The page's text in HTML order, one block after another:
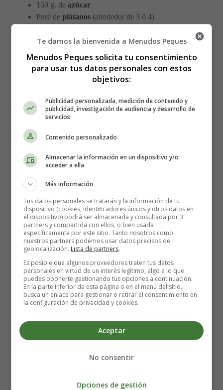
150 g. de azúcar
Puré de plátanos (alrededor de 3 ó 4)
Elaboración del pan de plátano:
Precalienta el horno a 180 ° C.
Bate bien los huevos en un tazón pequeño.
bicarbonato y la sal.
En un tazón grande, agrega el aceite vegetal. Añadir
hasta que la mezcla esté esponjosa.
Añade los huevos a la mezcla en el tazón grande y
bate bien.
recipiente grande y bate bien. A continuación, añade
un poco del puré de plátanos y bate un poco más.
Continúa agregando la harina, luego plátano, luego la
harina, a continuación, plátanos, hasta que todo se
mezcle.
Vierta la mezcla en un molde para hornear engrasado.
Hornea durante 70 minutos.
Voltea el pan de plátanodel molde, deja que se
enfríe un poco, y corta en rodajas.
Análisis Nutricional (por porción):
24 g de hidratos de carbono
Te damos la bienvenida a Menudos Peques
Menudos Peques solicita tu consentimiento
para usar tus datos personales con estos
objetivos:
Publicidad personalizada, medición de contenido y
publicidad, investigación de audiencia y desarrollo de
servicios
Contenido personalizado
Almacenar la información en un dispositivo y/o
acceder a ella
Más información
Tus datos personales se tratarán y la información de tu
dispositivo (cookies, identificadores únicos y otros datos en
el dispositivo) podrá ser almacenada y consultada por 3
partners y compartida con ellos, o bien usada
específicamente por este sitio. Tanto nosotros como
nuestros partners podemos usar datos precisos de
geolocalización. Lista de partners.
Es posible que algunos proveedores traten tus datos
personales en virtud de un interés legítimo, algo a lo que
puedes oponerte gestionando tus opciones a continuación.
En la parte inferior de esta página o en el menú del sitio,
busca un enlace para gestionar o retirar el consentimiento en
la configuración de privacidad y cookies.
Aceptar
No consentir
Opciones de gestión